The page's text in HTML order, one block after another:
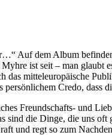
Auf dem Album
ist seit – man glaubt
mitteleuropäische
Credo, dass
Freundschafts- und
die Dinge, die uns
und regt so zum